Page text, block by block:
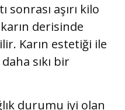
aşırı kilo
derisinde
Karın estetiği ile
sıkı bir
durumu iyi olan